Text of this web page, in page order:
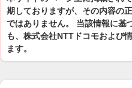
期しておりますが、その内容の
ではありません。 当該情報に基
も、株式会社NTTドコモおよび
ます。